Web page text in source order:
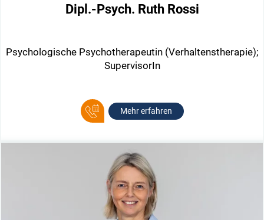
Dipl.-Psych. Ruth Rossi
Psychologische Psychotherapeutin (Verhaltenstherapie);
SupervisorIn
Mehr erfahren